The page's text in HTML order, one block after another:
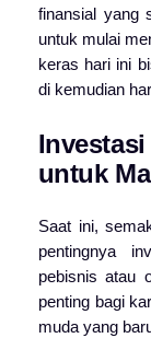
finansial yang
untuk mulai
keras hari ini
di kemudian
untuk
Saat ini,
pentingnya
pebisnis atau
penting bagi
muda yang